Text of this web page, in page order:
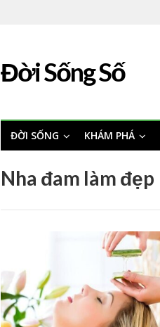
Đời Sống Số
ĐỜI SỐNG KHÁM PHÁ
Nha đam làm đẹp